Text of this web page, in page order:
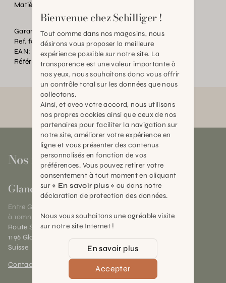
Matière:
Garantie:
2 ans
Ref. fournisseur:
19052
EAN:
2000000474056
Référence:
TC.P32200.0000.0000.0000
Nos magasins
Gland
Entre Genève et Lausanne,
à 10mn de Nyon
Route Suisse 40
1196 Gland (VD)
Suisse
Contact et horaires
Bienvenue chez Schilliger !
Tout comme dans nos magasins, nous
désirons vous proposer la meilleure
expérience possible sur notre site. La
transparence est une valeur importante à
nos yeux, nous souhaitons donc vous offrir
un contrôle total sur les données que nous
collectons.
Ainsi, et avec votre accord, nous utilisons
nos propres cookies ainsi que ceux de nos
partenaires pour faciliter la navigation sur
notre site, améliorer votre expérience en
ligne et vous présenter des contenus
personnalisés en fonction de vos
préférences. Vous pouvez retirer votre
consentement à tout moment en cliquant
sur « En savoir plus » ou dans notre
déclaration de protection des données.
Nous vous souhaitons une agréable visite
sur notre site Internet !
En savoir plus
Accepter